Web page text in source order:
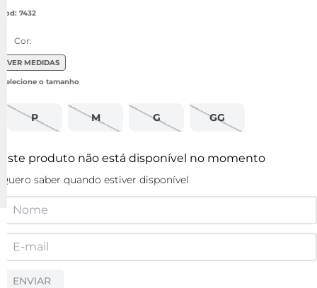
: 7432
Cor:
VER MEDIDAS
P M G GG
Este produto não está disponível no momento
Quero saber quando estiver disponível
ENVIAR